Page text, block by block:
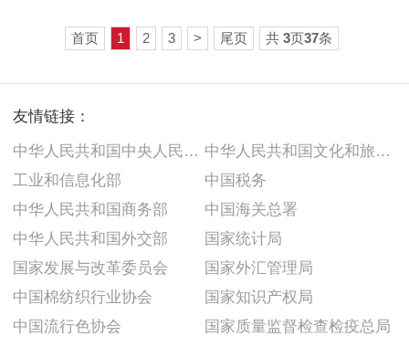
首页 1 2 3 > 尾页 共 3页37条
友情链接：
中华人民共和国中央人民政府
工业和信息化部
中华人民共和国商务部
中华人民共和国外交部
国家发展与改革委员会
中华人民共和国文化和旅游部
中国税务
中国海关总署
国家统计局
国家外汇管理局
中国棉纺织行业协会
中国流行色协会
国家知识产权局
国家质量监督检查检疫总局